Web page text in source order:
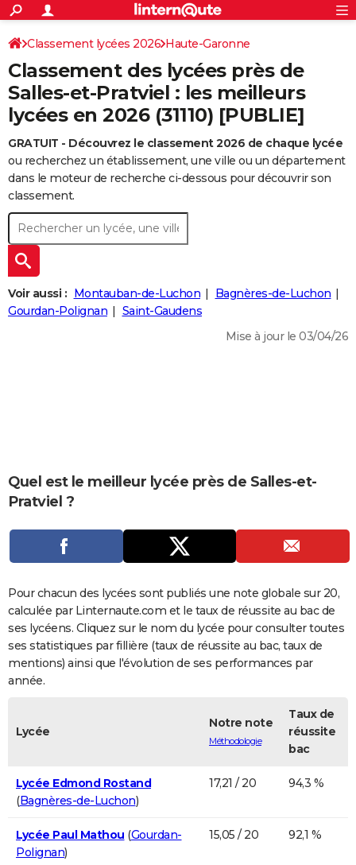
ACTUALITÉS
Politique
Société
Faits Divers
Education
Monde
Villes
+
SPORT
Coupe du monde 2026
Football
Tennis
Cyclisme
Rugby
Forum
CULTURE
Programme TV
TNT
Streaming
Cinéma
Sorties cinéma
Musique
+FINANCE
Retraite
Impôts
Epargne
Immobilier
Risques naturels par ville
Banque
Assurance
Crédit
AUTO
Essais
Réserver un essai
Citadines
Berlines
SUV
Forum auto
+
HIGH-TECH
BRICOLAGE
Forum
Aménagement intérieur
Extérieur
Cuisine
Salle de bains
Jardinage
Rangement
+WEEK-END
Guides de France
Escapades
Patrimoine
Expositions
Musées
Week-end nature
+
LIFESTYLE
Art de vivre
Bien-être
Loisirs
Mode
Modes de vie
+SANTE
Carte de Noël
Carte Bonne année
Carte Saint-Valentin
Carte Pâques
Carte d'anniversaire
DICTIONNAIRE
Dictionnaire
Biographies
Citations
Expressions
Proverbes
PROGRAMME TV
S'inscrire
Se connecter
Lycées
Collèges
Primaires
Universités
Entreprises
Service militaire
Avis de recherche
AVIS DE DÉCÈS
FORUM
Bricolage
Lifestyle
Culture
Sport
Auto
Television
Voyage
Cinema
S'inscrire
Connexion
Classement lycées 2026 Haute-Garonne
Classement des lycées près de
Salles-et-Pratviel : les meilleurs
lycées en 2026 (31110) [PUBLIE]
GRATUIT - Découvrez le classement 2026 de chaque lycée
ou recherchez un établissement, une ville ou un département
dans le moteur de recherche ci-dessous pour découvrir son
classement.
Voir aussi : Montauban-de-Luchon
Bagnères-de-Luchon
Gourdan-Polignan
Saint-Gaudens
Mise à jour le 03/04/26
Quel est le meilleur lycée près de Salles-et-
Pratviel ?
Pour chacun des lycées sont publiés une note globale sur 20,
calculée par Linternaute.com et le taux de réussite au bac de
ses lycéens. Cliquez sur le nom du lycée pour consulter toutes
ses statistiques par fillière (taux de réussite au bac, taux de
mentions) ainsi que l'évolution de ses performances par
année.
Lycée
Notre note
Méthodologie
Taux de
réussite
bac
Lycée Edmond Rostand
(Bagnères-de-Luchon)
17,21 / 20 94,3 %
Lycée Paul Mathou (Gourdan-
Polignan)
15,05 / 20 92,1 %